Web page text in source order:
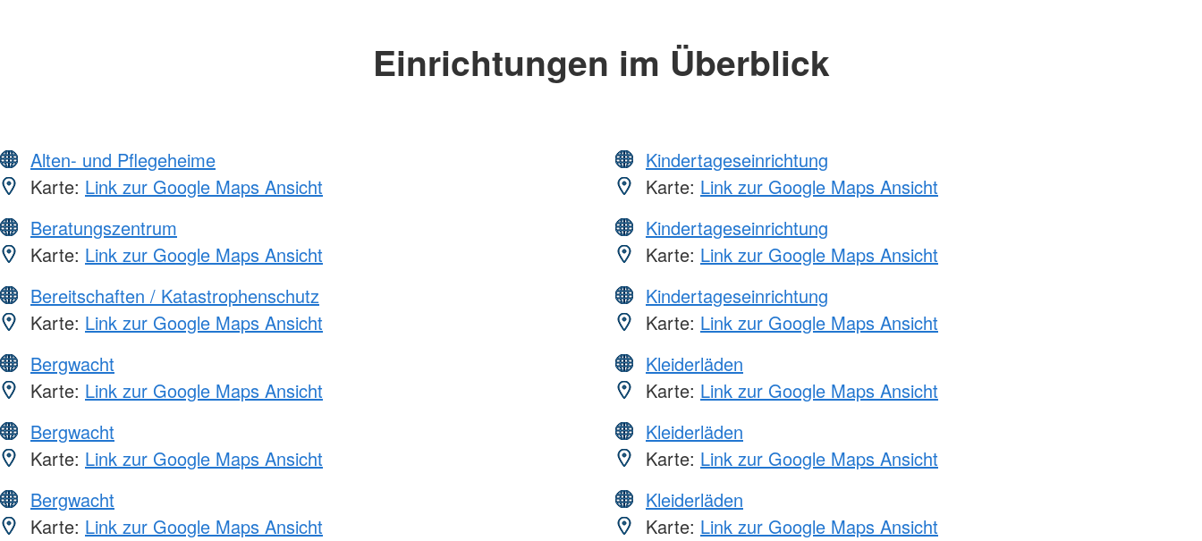
Einrichtungen im Überblick
Alten- und Pflegeheime
Karte: Link zur Google Maps Ansicht
Beratungszentrum
Karte: Link zur Google Maps Ansicht
Bereitschaften / Katastrophenschutz
Karte: Link zur Google Maps Ansicht
Bergwacht
Karte: Link zur Google Maps Ansicht
Bergwacht
Karte: Link zur Google Maps Ansicht
Bergwacht
Karte: Link zur Google Maps Ansicht
Kindertageseinrichtung
Karte: Link zur Google Maps Ansicht
Kindertageseinrichtung
Karte: Link zur Google Maps Ansicht
Kindertageseinrichtung
Karte: Link zur Google Maps Ansicht
Kleiderläden
Karte: Link zur Google Maps Ansicht
Kleiderläden
Karte: Link zur Google Maps Ansicht
Kleiderläden
Karte: Link zur Google Maps Ansicht